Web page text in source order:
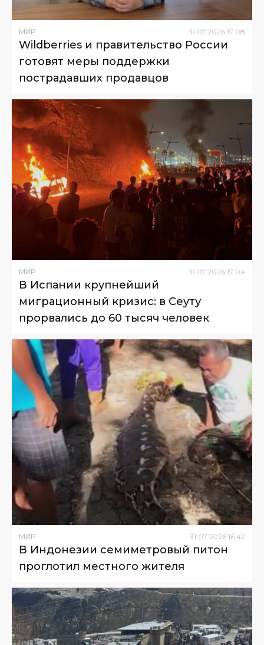
МИР 31 07 2026 17:08
Wildberries и правительство России
готовят меры поддержки
пострадавших продавцов
МИР 31 07 2026 17:04
В Испании крупнейший
миграционный кризис: в Сеуту
прорвались до 60 тысяч человек
МИР 31.07.2026 16:42
В Индонезии семиметровый питон
проглотил местного жителя